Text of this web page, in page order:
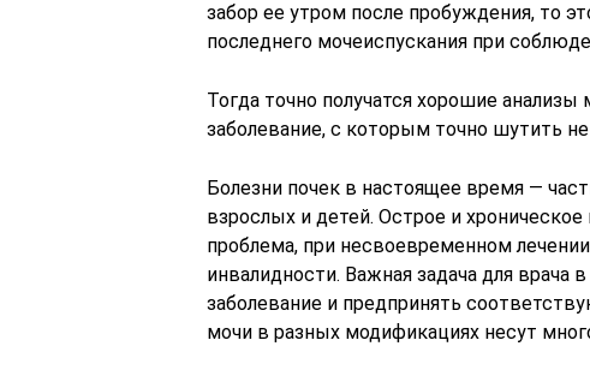
забор ее утром после пробуждения, то
последнего мочеиспускания при
Тогда точно получатся хорошие
заболевание, с которым точно шутить
Болезни почек в настоящее время —
взрослых и детей. Острое и
проблема, при несвоевременном
инвалидности. Важная задача для врача
заболевание и предпринять
мочи в разных модификациях несут